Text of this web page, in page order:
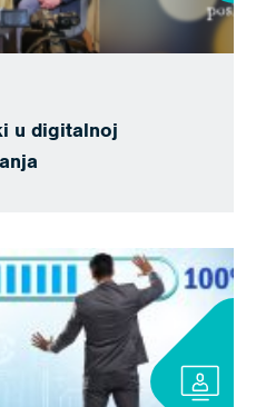
u digitalnoj